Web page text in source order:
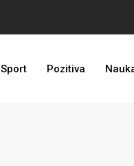
Sport Pozitiva